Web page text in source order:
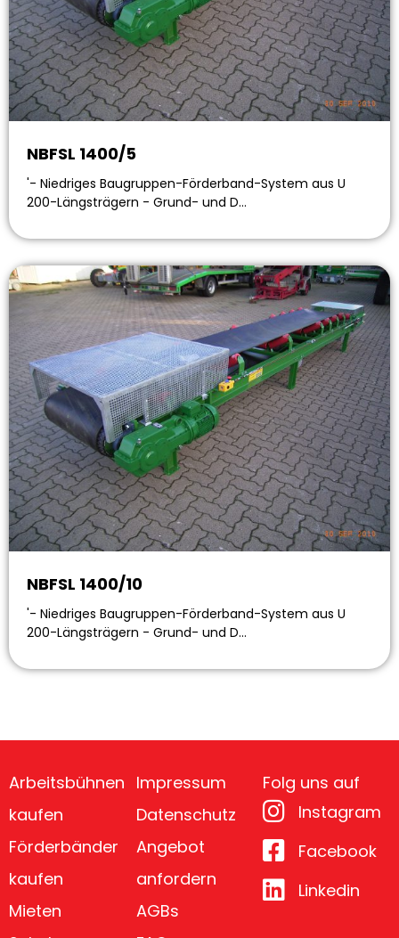
NBFSL 1400/5
'- Niedriges Baugruppen-Förderband-System aus U
200-Längsträgern - Grund- und D…
NBFSL 1400/10
'- Niedriges Baugruppen-Förderband-System aus U
200-Längsträgern - Grund- und D…
Arbeitsbühnen
kaufen
Förderbänder
kaufen
Mieten
Impressum
Datenschutz
Angebot
anfordern
AGBs
Folg uns auf
Instagram
Facebook
Linkedin